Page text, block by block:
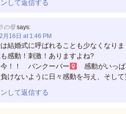
して返信する
の母 says:
月16日 at 1:46 PM
結婚式に呼ばれることも少なくなりま
感動！刺激！ありますよね?
今！！ バンクーバー
感動がいっぱ
けないように日々感動を与え、そして
して返信する